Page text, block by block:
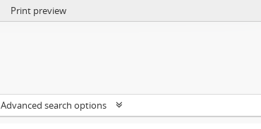
Print preview
Advanced search options